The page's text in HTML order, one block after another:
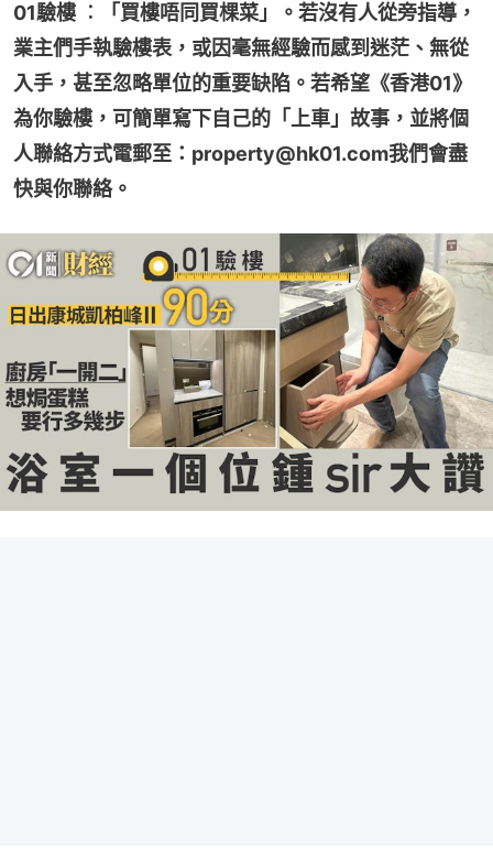
01驗樓 ︰「買樓唔同買棵菜」。若沒有人從旁指導，
業主們手執驗樓表，或因毫無經驗而感到迷茫、無從
入手，甚至忽略單位的重要缺陷。若希望《香港01》
為你驗樓，可簡單寫下自己的「上車」故事，並將個
人聯絡方式電郵至：property@hk01.com我們會盡
快與你聯絡。